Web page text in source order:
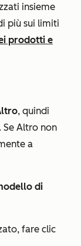
insieme
più sui limiti
prodotti e
, quindi
. Se Altro non
a
di
fare clic